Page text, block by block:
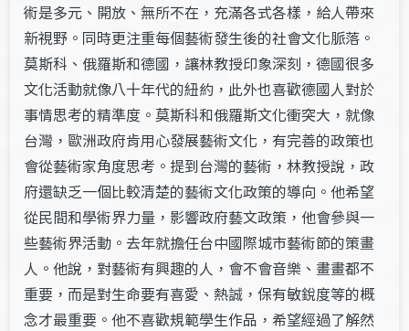
術是多元、開放、無所不在，充滿各式各樣，給人帶來
新視野。同時更注重每個藝術發生後的社會文化脈落。
莫斯科、俄羅斯和德國，讓林教授印象深刻，德國很多
文化活動就像八十年代的紐約，此外也喜歡德國人對於
事情思考的精準度。莫斯科和俄羅斯文化衝突大，就像
台灣，歐洲政府肯用心發展藝術文化，有完善的政策也
會從藝術家角度思考。提到台灣的藝術，林教授說，政
府還缺乏一個比較清楚的藝術文化政策的導向。他希望
從民間和學術界力量，影響政府藝文政策，他會參與一
些藝術界活動。去年就擔任台中國際城市藝術節的策畫
人。他說，對藝術有興趣的人，會不會音樂、畫畫都不
重要，而是對生命要有喜愛、熱誠，保有敏銳度等的概
念才最重要。他不喜歡規範學生作品，希望經過了解然